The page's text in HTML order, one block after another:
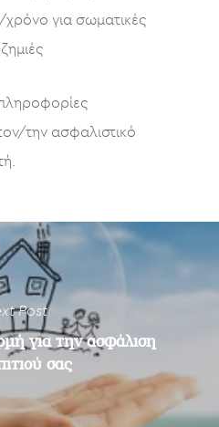
για σωματικές
την ασφαλιστικό
Post
για την ασφάλιση
σας